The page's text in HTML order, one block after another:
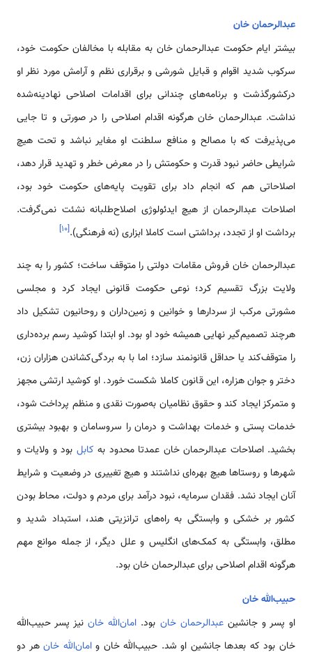
عبدالرحمان خان
بیشتر ایام حکومت عبدالرحمان خان به مقابله با مخالفان حکومت خود،
سرکوب شدید اقوام و قبایل شورشی و برقراری نظم و آرامش مورد نظر او
درکشورگذشت و برنامه‌های چندانی برای اقدامات اصلاحی نهادینه‌شده
نداشت. عبدالرحمان خان هرگونه اقدام اصلاحی را در صورتی و تا جایی
می‌پذیرفت که با مصالح و منافع سلطنت او مغایر نباشد و تحت هیچ
شرایطی حاضر نبود قدرت و حکومتش را در معرض خطر و تهدید قرار دهد،
اصلاحاتی هم که انجام داد برای تقویت پایه‌های حکومت خود بود،
اصلاحات عبدالرحمان از هیچ ایدئولوژی اصلاح‌طلبانه نشئت نمی‌گرفت.
برداشت او از تجدد، برداشتی است کاملا ابزاری (نه فرهنگی).[۱۰]
عبدالرحمان خان فروش مقامات دولتی را متوقف ساخت؛ کشور را به چند
ولایت بزرگ تقسیم کرد؛ نوعی حکومت قانونی ایجاد کرد و مجلسی
مشورتی مرکب از سردارها و خوانین و زمین‌داران و روحانیون تشکیل داد
هرچند تصمیم‌گیر نهایی همیشه خود او بود. او ابتدا کوشید رسم برده‌داری
را متوقف‌کند یا حداقل قانونمند سازد؛ اما با به بردگی‌کشاندن هزاران زن،
دختر و جوان هزاره، این قانون کاملا شکست خورد. او کوشید ارتشی مجهز
و متمرکز ایجاد کند و حقوق نظامیان به‌صورت نقدی و منظم پرداخت شود،
خدمات پستی و خدمات بهداشت و درمان را سروسامان و بهبود بیشتری
بخشید. اصلاحات عبدالرحمان خان عمدتا محدود به کابل بود و ولایات و
شهرها و روستاها هیچ بهره‌ای نداشتند و هیچ تغییری در وضعیت و شرایط
آنان ایجاد نشد. فقدان سرمایه، نبود درآمد برای مردم و دولت، محاط بودن
کشور بر خشکی و وابستگی به راه‌های ترانزیتی هند، استبداد شدید و
مطلق، وابستگی به کمک‌های انگلیس و علل دیگر، از جمله موانع مهم
هرگونه اقدام اصلاحی برای عبدالرحمان خان بود.
حبیب‌الله خان
او پسر و جانشینعبدالرحمان خان بود. امان‌الله خاننیز پسر حبیب‌الله
خان بود که بعدها جانشین او شد. حبیب‌الله خان وامان‌الله خانهر دو